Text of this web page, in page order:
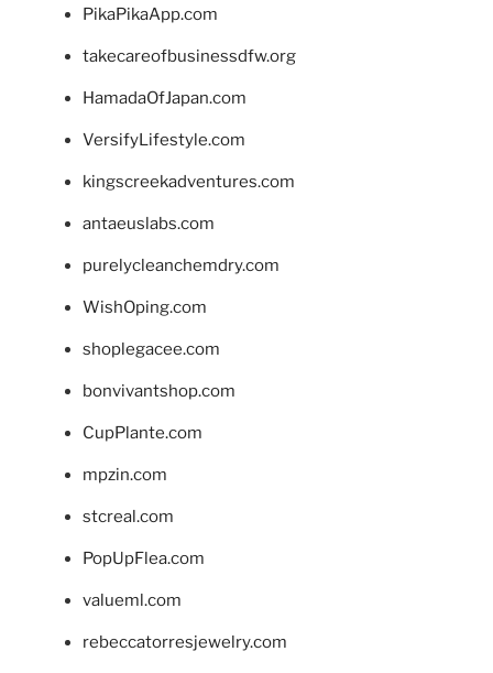
PikaPikaApp.com
takecareofbusinessdfw.org
HamadaOfJapan.com
VersifyLifestyle.com
kingscreekadventures.com
antaeuslabs.com
purelycleanchemdry.com
WishOping.com
shoplegacee.com
bonvivantshop.com
CupPlante.com
mpzin.com
stcreal.com
PopUpFlea.com
valueml.com
rebeccatorresjewelry.com